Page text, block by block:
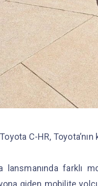
C-HR,
lansmanında farklı
giden mobilite